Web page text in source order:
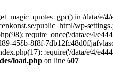
in /data/e/
public_html/wp-
require_once('/data/e/4/
458b-8f8f-7db12fc48d0f/
require('/data/e/4/
load.php on line 607